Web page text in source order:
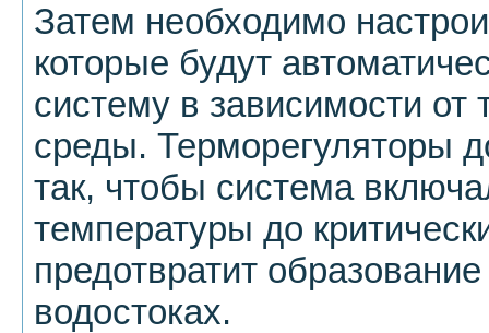
Затем необходимо
которые будут
систему в зависимости
среды. Терморегуляторы
так, чтобы система
температуры до
предотвратит
водостоках.